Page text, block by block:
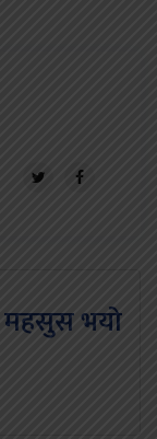
महसुस भयो